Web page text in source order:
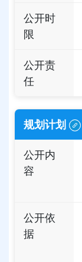
公开时
限
公开责
任
规划计划
公开内
容
公开依
据